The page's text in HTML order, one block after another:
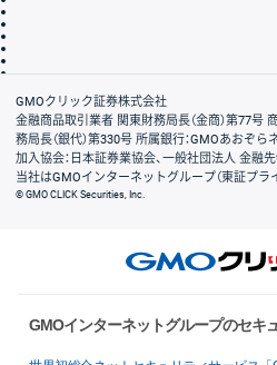
会社案内
GMOクリック証券株式会社
金融商品取引業者 関東財務局長（金商）第77号
務局長（銀代）第330号 所属銀行：GMOあおぞ
加入協会：日本証券業協会、一般社団法人 金融
当社はGMOインターネットグループ（東証プラ
© GMO CLICK Securities, Inc.
GMOインターネットグループのセキ